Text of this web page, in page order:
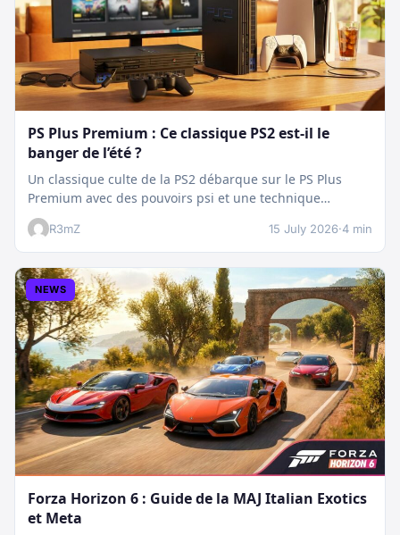
PS Plus Premium : Ce classique PS2 est-il le
banger de l’été ?
Un classique culte de la PS2 débarque sur le PS Plus
Premium avec des pouvoirs psi et une technique
boostée.…
R3mZ 15 July 2026·4 min
NEWS
Forza Horizon 6 : Guide de la MAJ Italian Exotics
et Meta